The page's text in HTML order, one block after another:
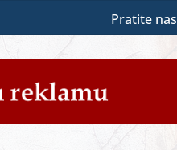
Pratite nas